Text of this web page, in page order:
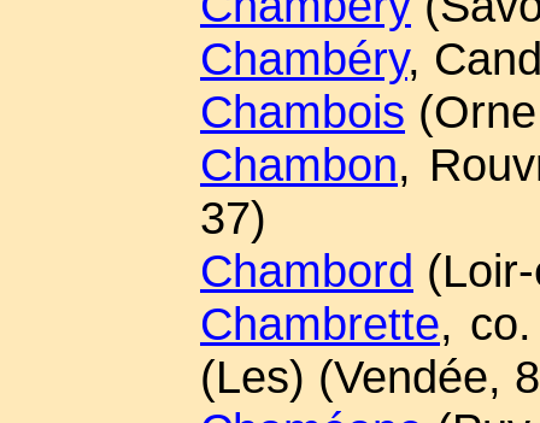
Chambéry,
Chambois
Chambon,
37)
Chambord
Chambrette,
(Les) (Vendée,